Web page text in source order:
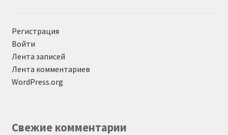
Регистрация
Войти
Лента записей
Лента комментариев
WordPress.org
Свежие комментарии